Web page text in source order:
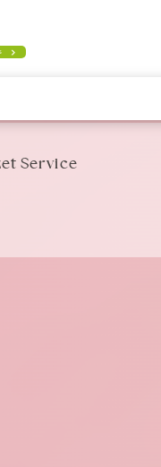
Service